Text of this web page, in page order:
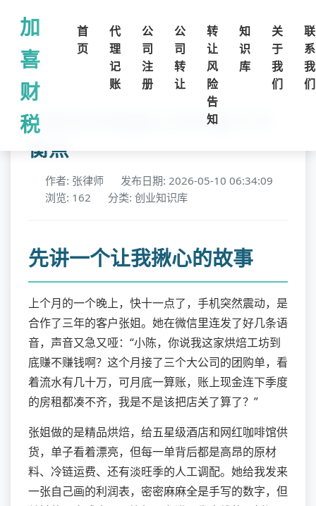
加
喜
财
税
首
页
代
理
记
账
公
司
注
册
公
司
转
让
转
让
风
险
告
知
知
识
库
关
于
我
们
联
系
我
们
老板如何理解公司的盈亏平
衡点
作者: 张律师
发布日期: 2026-05-10 06:34:09
浏览: 162
分类: 创业知识库
先讲一个让我揪心的故事
上个月的一个晚上，快十一点了，手机突然震动，是
合作了三年的客户张姐。她在微信里连发了好几条语
音，声音又急又哑：“小陈，你说我这家烘焙工坊到
底赚不赚钱啊？这个月接了三个大公司的团购单，看
着流水有几十万，可月底一算账，账上现金连下季度
的房租都凑不齐，我是不是该把店关了算了？”
张姐做的是精品烘焙，给五星级酒店和网红咖啡馆供
货，单子看着漂亮，但每一单背后都是高昂的原材
料、冷链运费、还有淡旺季的人工调配。她给我发来
一张自己画的利润表，密密麻麻全是手写的数字，但